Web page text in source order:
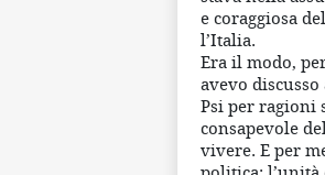
e coraggiosa
l’Italia.
Era il modo,
avevo
Psi per ragioni
consapevole
vivere. E per